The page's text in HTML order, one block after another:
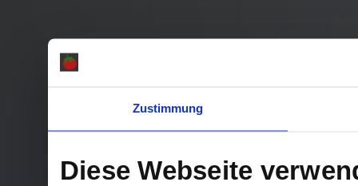
Zustimmung
Diese Webseite